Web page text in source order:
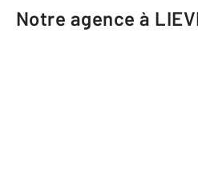
Notre agence à